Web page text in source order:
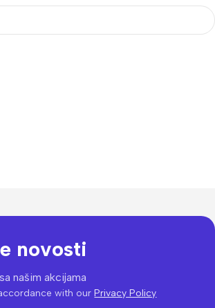
novosti
našim akcijama
with ourPrivacy Policy